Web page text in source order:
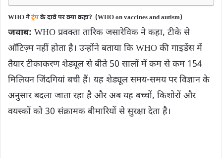
WHO नेट्रंपके दावे पर क्या कहा? (WHO on vaccines and autism)
जवाब: WHO प्रवक्ता तारिक जसारेविक ने कहा, टीके से
ऑटिज़्म नहीं होता है। उन्होंने बताया कि WHO की गाइडेंस में
तैयार टीकाकरण शेड्यूल से बीते 50 सालों में कम से कम 154
मिलियन जिंदगियां बची हैं। यह शेड्यूल समय-समय पर विज्ञान के
अनुसार बदला जाता रहा है और अब यह बच्चों, किशोरों और
वयस्कों को 30 संक्रामक बीमारियों से सुरक्षा देता है।